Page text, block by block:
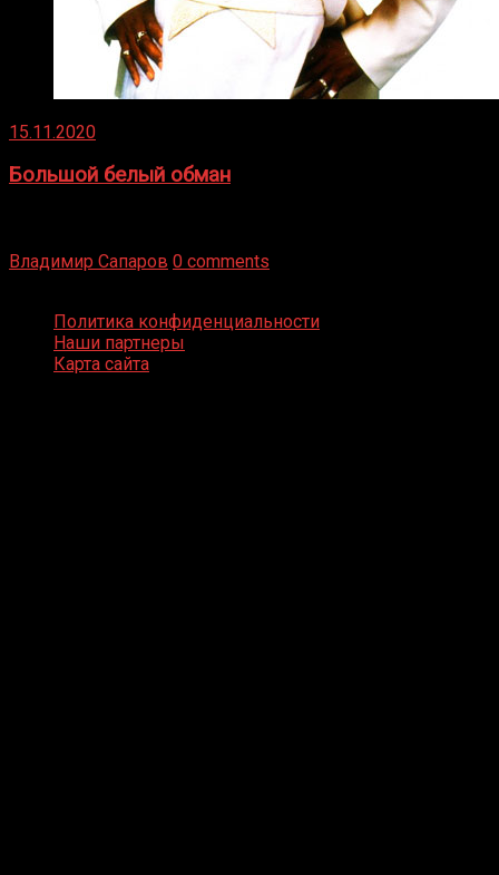
15.11.2020
Большой белый обман
Владимир Сапаров 0 comments
Политика конфиденциальности
Наши партнеры
Карта сайта